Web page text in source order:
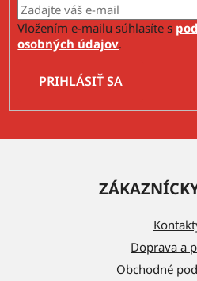
Vložením e-mailu súhlasíte s
osobných údajov.
PRIHLÁSIŤ SA
Doprava a
Obchodné